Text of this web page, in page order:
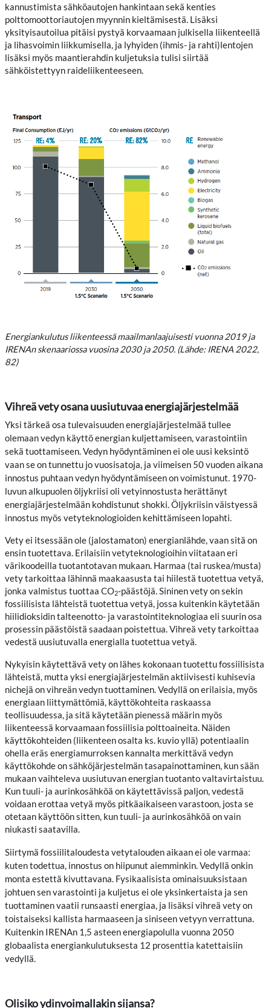
kannustimista sähköautojen hankintaan sekä kenties
polttomoottoriautojen myynnin kieltämisestä. Lisäksi
yksityisautoilua pitäisi pystyä korvaamaan julkisella liikenteellä
ja lihasvoimin liikkumisella, ja lyhyiden (ihmis- ja rahti)lentojen
lisäksi myös maantierahdin kuljetuksia tulisi siirtää
sähköistettyyn raideliikenteeseen.
Energiankulutus liikenteessä maailmanlaajuisesti vuonna 2019 ja
IRENAn skenaariossa vuosina 2030 ja 2050. (Lähde: IRENA 2022,
82)
Vihreä vety osana uusiutuvaa energiajärjestelmää
Yksi tärkeä osa tulevaisuuden energiajärjestelmää tullee
olemaan vedyn käyttö energian kuljettamiseen, varastointiin
sekä tuottamiseen. Vedyn hyödyntäminen ei ole uusi keksintö
vaan se on tunnettu jo vuosisatoja, ja viimeisen 50 vuoden aikana
innostus puhtaan vedyn hyödyntämiseen on voimistunut. 1970-
luvun alkupuolen öljykriisi oli vetyinnostusta herättänyt
energiajärjestelmään kohdistunut shokki. Öljykriisin väistyessä
innostus myös vetyteknologioiden kehittämiseen lopahti.
Vety ei itsessään ole (jalostamaton) energianlähde, vaan sitä on
ensin tuotettava. Erilaisiin vetyteknologioihin viitataan eri
värikoodeilla tuotantotavan mukaan. Harmaa (tai ruskea/musta)
vety tarkoittaa lähinnä maakaasusta tai hiilestä tuotettua vetyä,
jonka valmistus tuottaa CO2-päästöjä. Sininen vety on sekin
fossiilisista lähteistä tuotettua vetyä, jossa kuitenkin käytetään
hiilidioksidin talteenotto- ja varastointiteknologiaa eli suurin osa
prosessin päästöistä saadaan poistettua. Vihreä vety tarkoittaa
vedestä uusiutuvalla energialla tuotettua vetyä.
Nykyisin käytettävä vety on lähes kokonaan tuotettu fossiilisista
lähteistä, mutta yksi energiajärjestelmän aktiivisesti kuhisevia
nichejä on vihreän vedyn tuottaminen. Vedyllä on erilaisia, myös
energiaan liittymättömiä, käyttökohteita raskaassa
teollisuudessa, ja sitä käytetään pienessä määrin myös
liikenteessä korvaamaan fossiilisia polttoaineita. Näiden
käyttökohteiden (liikenteen osalta ks. kuvio yllä) potentiaalin
ohella eräs energiamurroksen kannalta merkittävä vedyn
käyttökohde on sähköjärjestelmän tasapainottaminen, kun sään
mukaan vaihteleva uusiutuvan energian tuotanto valtavirtaistuu.
Kun tuuli- ja aurinkosähköä on käytettävissä paljon, vedestä
voidaan erottaa vetyä myös pitkäaikaiseen varastoon, josta se
otetaan käyttöön sitten, kun tuuli- ja aurinkosähköä on vain
niukasti saatavilla.
Siirtymä fossiilitaloudesta vetytalouden aikaan ei ole varmaa:
kuten todettua, innostus on hiipunut aiemminkin. Vedyllä onkin
monta estettä kivuttavana. Fysikaalisista ominaisuuksistaan
johtuen sen varastointi ja kuljetus ei ole yksinkertaista ja sen
tuottaminen vaatii runsaasti energiaa, ja lisäksi vihreä vety on
toistaiseksi kallista harmaaseen ja siniseen vetyyn verrattuna.
Kuitenkin IRENAn 1,5 asteen energiapolulla vuonna 2050
globaalista energiankulutuksesta 12 prosenttia katettaisiin
vedyllä.
Olisiko ydinvoimallakin sijansa?